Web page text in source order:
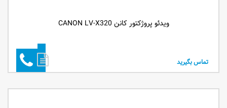
ویدئو پروژکتور کانن CANON LV-X320
تماس بگیرید